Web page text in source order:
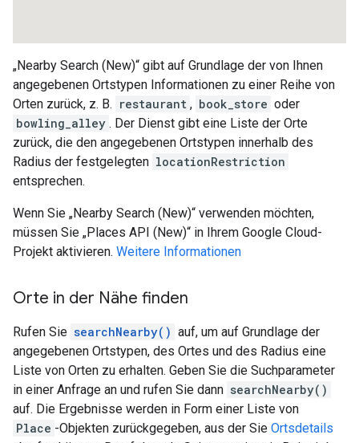
„Nearby Search (New)“ gibt auf Grundlage der von Ihnen
angegebenen Ortstypen Informationen zu einer Reihe von
Orten zurück, z. B. restaurant , book_store oder
bowling_alley . Der Dienst gibt eine Liste der Orte
zurück, die den angegebenen Ortstypen innerhalb des
Radius der festgelegten locationRestriction
entsprechen.
Wenn Sie „Nearby Search (New)“ verwenden möchten,
müssen Sie „Places API (New)“ in Ihrem Google Cloud-
Projekt aktivieren. Weitere Informationen
Orte in der Nähe finden
Rufen Sie searchNearby() auf, um auf Grundlage der
angegebenen Ortstypen, des Ortes und des Radius eine
Liste von Orten zu erhalten. Geben Sie die Suchparameter
in einer Anfrage an und rufen Sie dann searchNearby()
auf. Die Ergebnisse werden in Form einer Liste von
Place -Objekten zurückgegeben, aus der Sie Ortsdetails